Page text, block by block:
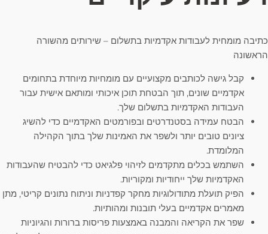
כתיבה מומחית לעבודות אקדמיות בתשלום – שירותים מהשורה
הראשונה
קבל גישה לכותבים מקצועיים עם מומחיות מיוחדת בתחומים
אקדמיים שונים, תוך הבטחת תוכן איכותי ומותאם אישית עבור
העבודות האקדמיות בתשלום שלך.
הבטח עמידה בסטנדרטים ובפורמטים האקדמיים כדי להשיג
ציונים טובים יותר ולשפר את האמינות שלך בתוך הקהילה
המלומדת.
השתמש בכלים מתקדמים לזיהוי פלגיאט כדי להבטיח שהעבודות
האקדמיות שלך ייחודיות ומקוריות.
הפיק תועלת מתודולוגיות מחקר קפדניות וניתוח נתונים קריטי, מתן
מאמרים אקדמיים בעלי תובנות ומהותיות.
שפר את הקריאה והמבנה באמצעות פריסות ברורות והגיוניות